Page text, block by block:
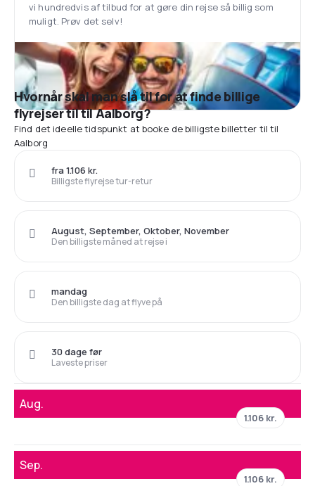
vi hundredvis af tilbud for at gøre din rejse så billig som
muligt. Prøv det selv!
Hvornår skal man slå til for at finde billige
flyrejser til til Aalborg?
Find det ideelle tidspunkt at booke de billigste billetter til til
Aalborg
Billigste flyrejse tur-retur
fra 1.106 kr.
Den billigste måned at rejse i
August, September, Oktober, November
Den billigste dag at flyve på
mandag
Laveste priser
30 dage før
Aug.
1.106 kr.
Sep.
1.106 kr.